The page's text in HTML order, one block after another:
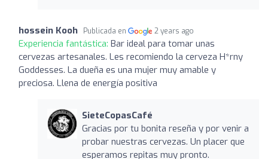
hossein Kooh Publicada en 2 years ago
Experiencia fantástica: Bar ideal para tomar unas
cervezas artesanales. Les recomiendo la cerveza H*rny
Goddesses. La dueña es una mujer muy amable y
preciosa. Llena de energía positiva
SieteCopasCafé
Gracias por tu bonita reseña y por venir a
probar nuestras cervezas. Un placer que
esperamos repitas muy pronto.